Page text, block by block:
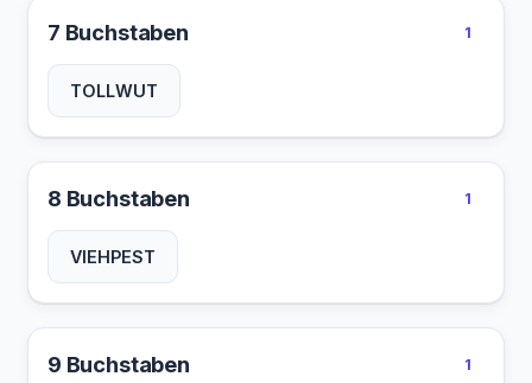
7 Buchstaben 1
TOLLWUT
8 Buchstaben 1
VIEHPEST
9 Buchstaben 1